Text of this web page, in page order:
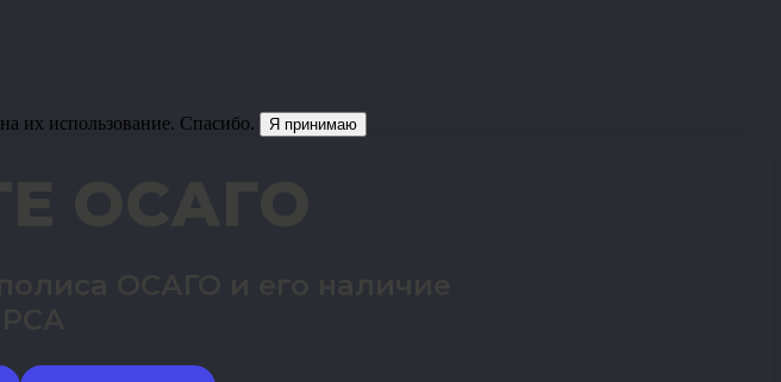
на их использование. Спасибо. Я принимаю